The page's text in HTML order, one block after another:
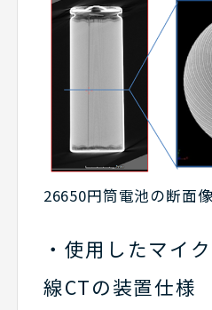
26650円筒電池の断面像
使用したマイ
線CTの装置仕様